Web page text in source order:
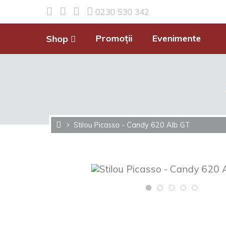
0230 530 342
Shop Promoții Evenimente
Stilou Picasso - Candy 620 Alb GT